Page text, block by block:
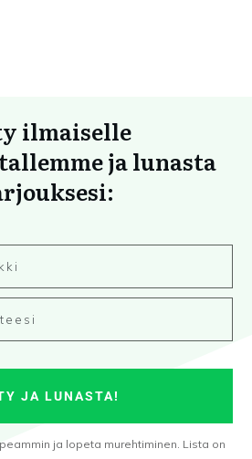
ilmaiselle
ja lunasta
JA LUNASTA!
ja lopeta murehtiminen. Lista on